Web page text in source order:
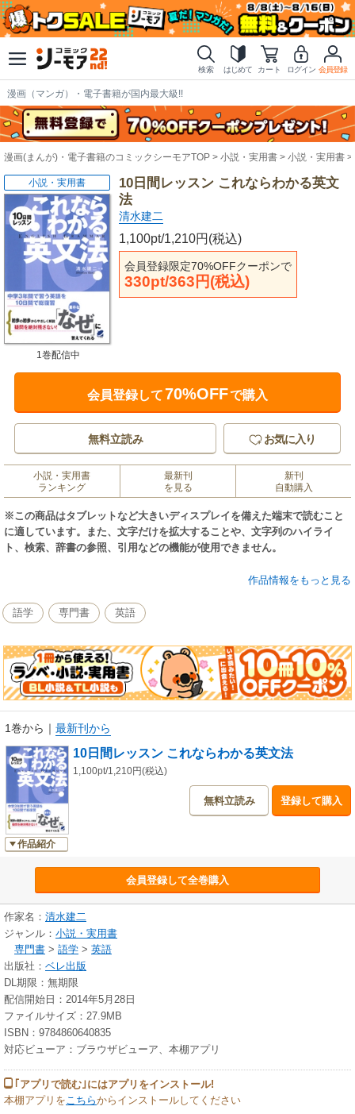
検索 はじめて カート ログイン 会員登録
漫画（マンガ）・電子書籍が国内最大級!!
漫画(まんが)・電子書籍のコミックシーモアTOP 小説・実用書 小説・実用書
10日間レッスン これならわかる英文
法
清水建二
1,100pt/1,210円(税込)
会員登録限定70%OFFクーポンで
330pt/363円(税込)
小説・実用書
1巻配信中
会員登録して70%OFFで購入
無料立読み お気に入り
小説・実用書
ランキング
最新刊
を見る
新刊
自動購入
※この商品はタブレットなど大きいディスプレイを備えた端末で読むこと
に適しています。また、文字だけを拡大することや、文字列のハイライ
ト、検索、辞書の参照、引用などの機能が使用できません。
10日間完成で中学3年間で習う英語を総復習。文法項目ひとつひとつを丁寧
本語の語順と英語の語順がなぜ異なるのかなど、単なる暗記のための英語
ではなく、素朴な「なぜ」にも答えてくれます。もう一度英語をやり直し
てみようという人が基礎となる中学英語をしっかり身につけられる本で
す。
作品情報をもっと見る
語学 専門書 英語
1巻から ｜ 最新刊から
作品紹介
10日間レッスン これならわかる英文法
1,100pt/1,210円(税込)
無料立読み 登録して購入
会員登録して全巻購入
作家名： 清水建二
ジャンル： 小説・実用書
専門書 > 語学 > 英語
出版社： ベレ出版
DL期限：無期限
配信開始日：2014年5月28日
ファイルサイズ：27.9MB
ISBN：9784860640835
対応ビューア：ブラウザビューア、本棚アプリ
｢アプリで読む｣にはアプリをインストール!
本棚アプリを こちらからインストールしてください